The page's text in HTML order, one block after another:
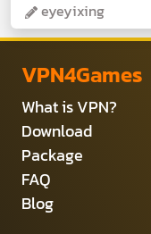
eyeyixing
VPN4Games
What is VPN?
Download
Package
FAQ
Blog